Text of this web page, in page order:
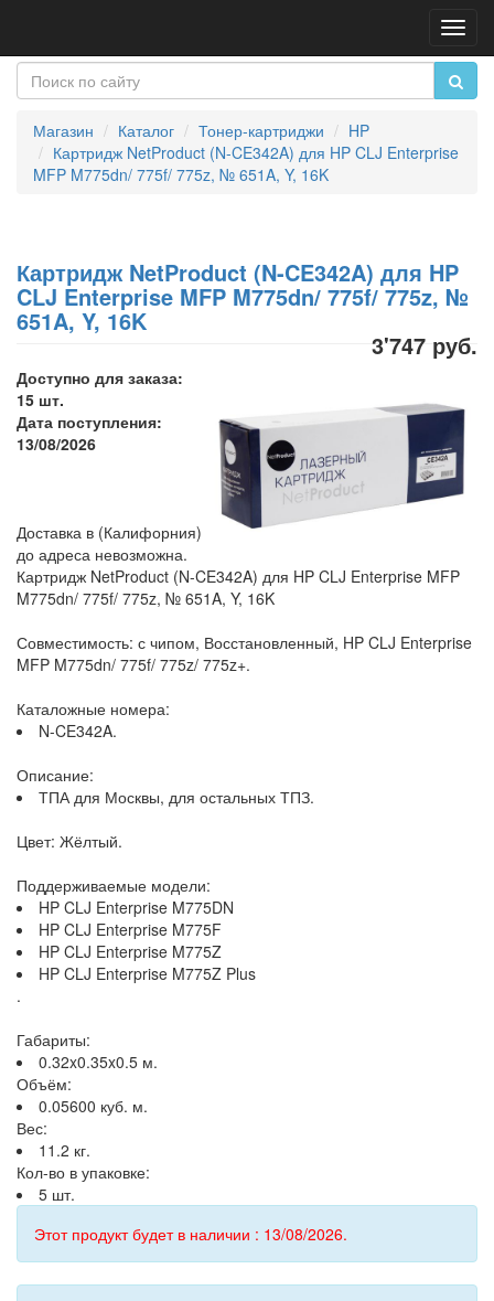
Магазин Каталог Тонер-картриджи
HP
Картридж NetProduct (N-CE342A) для HP CLJ Enterprise
MFP M775dn/ 775f/ 775z, № 651A, Y, 16K
Картридж NetProduct (N-CE342A) для HP
CLJ Enterprise MFP M775dn/ 775f/ 775z, №
651A, Y, 16K
3'747 руб.
Доступно для заказа:
15 шт.
Дата поступления:
13/08/2026
Доставка в (Калифорния)
до адреса невозможна.
Картридж NetProduct (N-CE342A) для HP CLJ Enterprise MFP
M775dn/ 775f/ 775z, № 651A, Y, 16K
Совместимость: с чипом, Восстановленный, HP CLJ Enterprise
MFP M775dn/ 775f/ 775z/ 775z+.
Каталожные номера:
N-CE342A.
Описание:
ТПА для Москвы, для остальных ТПЗ.
Цвет: Жёлтый.
Поддерживаемые модели:
HP CLJ Enterprise M775DN
HP CLJ Enterprise M775F
HP CLJ Enterprise M775Z
HP CLJ Enterprise M775Z Plus
.
Габариты:
0.32x0.35x0.5 м.
Объём:
0.05600 куб. м.
Вес:
11.2 кг.
Кол-во в упаковке:
5 шт.
Этот продукт будет в наличии : 13/08/2026.